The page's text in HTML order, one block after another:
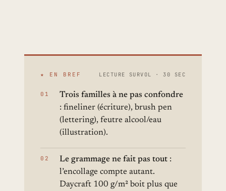
★ EN BREF LECTURE SURVOL · 30 SEC
Trois familles à ne pas confondre
: fineliner (écriture), brush pen
(lettering), feutre alcool/eau
(illustration).
Le grammage ne fait pas tout :
l’encollage compte autant.
Daycraft 100 g/m² boit plus que